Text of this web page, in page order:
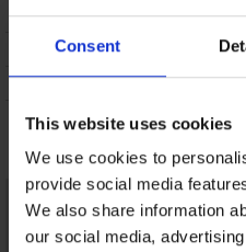
Consent
This website uses cookies
We use cookies to
provide social media
We also share information
our social media,
VERZENDING EN BETALING
RUILEN
ONDERHOUD EN WASSEN
Misschien